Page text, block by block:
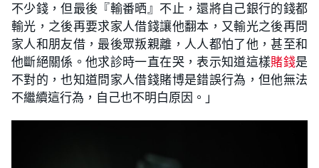
不少錢，但最後『輸番晒』不止，還將自己銀行的錢都
輸光，之後再要求家人借錢讓他翻本，又輸光之後再問
家人和朋友借，最後眾叛親離，人人都怕了他，甚至和
他斷絕關係。他求診時一直在哭，表示知道這樣賭錢是
不對的，也知道問家人借錢賭博是錯誤行為，但他無法
不繼續這行為，自己也不明白原因。」